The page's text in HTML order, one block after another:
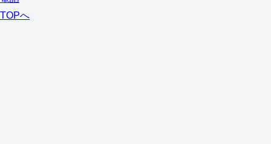
TOPへ